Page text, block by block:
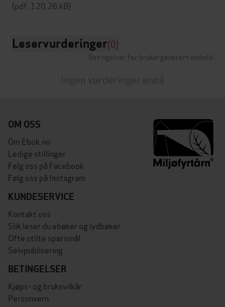
Leservurderinger(0)
Betingelser for brukergenerert innhold
Ingen vurderinger ennå
OM OSS
Om Ebok.no
Ledige stillinger
Følg oss på Facebook
Følg oss på Instagram
KUNDESERVICE
Kontakt oss
Slik leser du ebøker og lydbøker
Ofte stilte spørsmål
Selvpublisering
BETINGELSER
Kjøps- og bruksvilkår
Personvern